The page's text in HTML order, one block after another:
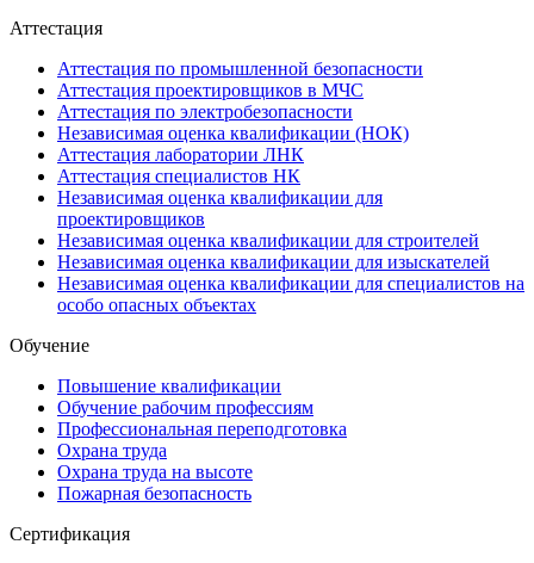
Аттестация
Аттестация по промышленной безопасности
Аттестация проектировщиков в МЧС
Аттестация по электробезопасности
Независимая оценка квалификации (НОК)
Аттестация лаборатории ЛНК
Аттестация специалистов НК
Независимая оценка квалификации для
проектировщиков
Независимая оценка квалификации для строителей
Независимая оценка квалификации для изыскателей
Независимая оценка квалификации для специалистов на
особо опасных объектах
Обучение
Повышение квалификации
Обучение рабочим профессиям
Профессиональная переподготовка
Охрана труда
Охрана труда на высоте
Пожарная безопасность
Сертификация